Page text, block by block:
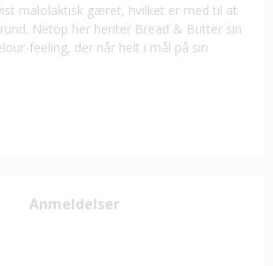
malolaktisk gæret, hvilket er med til at
Netop her henter Bread & Butter sin
feeling, der når helt i mål på sin
Anmeldelser